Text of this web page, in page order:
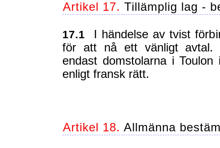
Artikel 17. Tillämplig lag -
17.1 I händelse av tvist
för att nå ett vänligt avtal.
endast domstolarna i
enligt fransk rätt.
Artikel 18. Allmänna